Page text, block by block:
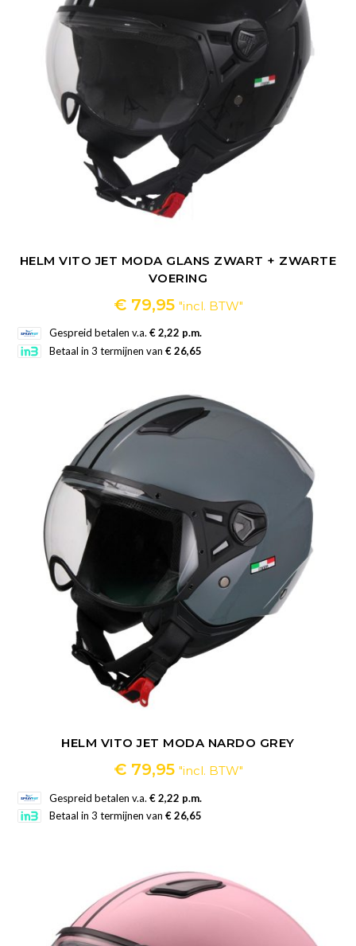
HELM VITO JET MODA GLANS ZWART + ZWARTE
VOERING
€79,95 "incl. BTW"
Gespreid betalen v.a.€ 2,22 p.m.
Betaal in 3 termijnen van€ 26,65
HELM VITO JET MODA NARDO GREY
€79,95 "incl. BTW"
Gespreid betalen v.a.€ 2,22 p.m.
Betaal in 3 termijnen van€ 26,65